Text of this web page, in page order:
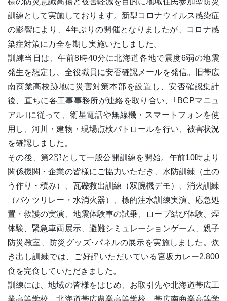
訓練として実施しております。新型コロナウイルス感染症
の影響により、4年ぶりの開催となりましたが、コロナ感
染症対策に万全を期し実施いたしました。
訓練当日は、午前8時40分に北海道各地で震度6弱の地震
発生を想定し、全役職員に安否確認メールを発信。旧帯広
南商業高校跡地に災害対策本部を設置し、安否確認集計
後、直ちに各工事事務所が連絡を取り合い、｢BCPマニュ
アル｣に従って、衛星電話や無線機・スマートフォンを使
用し、河川・建物・現場点検パトロールを行い、被害状況
を確認しました。
その後、第2部として一般公開訓練を開始。午前10時より
関係機関・企業の皆様にご協力いただき、水防訓練（土の
う作り・積み）、瓦礫救出訓練（双腕機デモ）、消火訓練
（バケツリレー・水消火器）、標的注水訓練実演、応急処
置・救護の実演、地震体験車の試乗、ロープ結び体験、煙
体験、緊急車両展示、避難シミュレーションゲーム、親子
防災教室、防災グッズ･パネルの展示を実施しました。炊
き出し訓練では、ご好評いただいている宮坂カレー2,800
食を完食していただきました。
訓練には、地域の皆様をはじめ、お取引先や北海道帯広工
業高等学校、北海道帯広農業高等学校、帯広南商業高等学